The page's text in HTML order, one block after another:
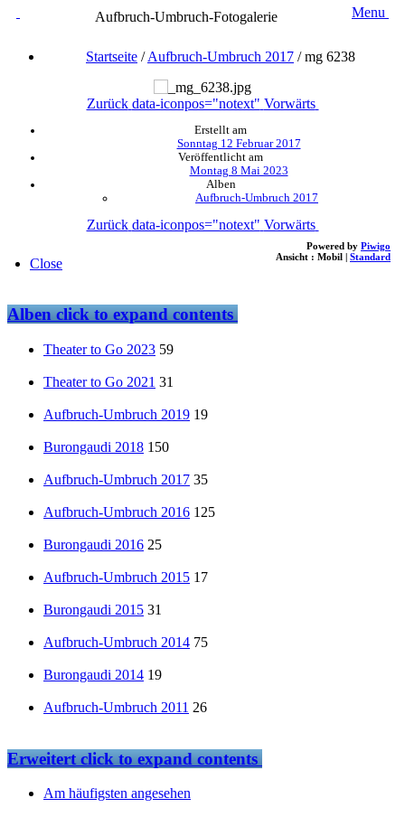
Aufbruch-Umbruch-Fotogalerie Menu
Startseite /Aufbruch-Umbruch 2017 /mg 6238
Zurück data-iconpos="notext" Vorwärts
Erstellt am
Sonntag 12 Februar 2017
Veröffentlicht am
Montag 8 Mai 2023
Alben
Aufbruch-Umbruch 2017
Zurück data-iconpos="notext" Vorwärts
Powered by Piwigo
Ansicht : Mobil | Standard
Close
Albenclick to expand contents
Theater to Go 2023 59
Theater to Go 2021 31
Aufbruch-Umbruch 2019 19
Burongaudi 2018 150
Aufbruch-Umbruch 2017 35
Aufbruch-Umbruch 2016 125
Burongaudi 2016 25
Aufbruch-Umbruch 2015 17
Burongaudi 2015 31
Aufbruch-Umbruch 2014 75
Burongaudi 2014 19
Aufbruch-Umbruch 2011 26
Erweitertclick to expand contents
Am häufigsten angesehen